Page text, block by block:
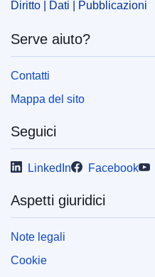
Diritto | Dati | Pubblicazioni
Serve aiuto?
Contatti
Mappa del sito
Seguici
LinkedIn Facebook
Aspetti giuridici
Note legali
Cookie